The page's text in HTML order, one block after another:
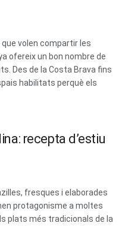
volen compartir les
ofereix un bon nombre de
Des de la Costa Brava fins
habilitats perquè els
recepta d’estiu
fresques i elaborades
protagonisme a moltes
plats més tradicionals de la